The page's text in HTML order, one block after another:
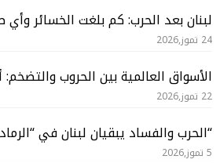
لبنان بعد الحرب: كم بلغت الخسائر
24 تموز,2026
الأسواق العالمية بين الحروب والتضخم:
22 تموز,2026
“الحرب والفساد يبقيان لبنان في
5 تموز,2026